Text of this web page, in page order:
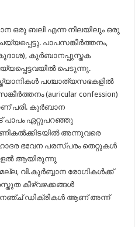
ഒരു ബലി എന്ന നിലയിലും ഒരു
പാപസങ്കീർത്തനം,
കുർബാനപ്പുസ്തക
പെടുന്നു.
പശ്ചാത്യസഭകളിൽ
(auricular confession)
പരി. കുർബാന
പാപം ഏറ്റുപറഞ്ഞു
അന്നുവരെ
ഭവേന പരസ്പരം തെറ്റുകൾ
ആയിരുന്നു
വി.കുർബ്ബാന രോഗികൾക്ക്
കീഴ്‌വഴക്കങ്ങൾ
ഡിക്രികൾ ആണ് അന്ന്